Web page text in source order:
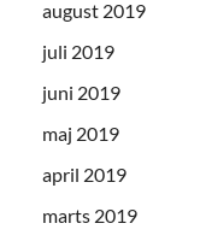
august 2019
juli 2019
juni 2019
maj 2019
april 2019
marts 2019